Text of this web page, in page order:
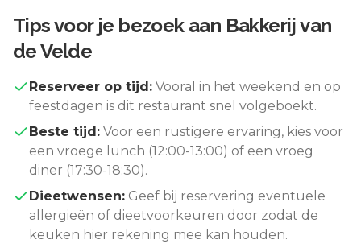
Tips voor je bezoek aan Bakkerij van
de Velde
Reserveer op tijd: Vooral in het weekend en op
feestdagen is dit restaurant snel volgeboekt.
Beste tijd: Voor een rustigere ervaring, kies voor
een vroege lunch (12:00-13:00) of een vroeg
diner (17:30-18:30).
Dieetwensen: Geef bij reservering eventuele
allergieën of dieetvoorkeuren door zodat de
keuken hier rekening mee kan houden.